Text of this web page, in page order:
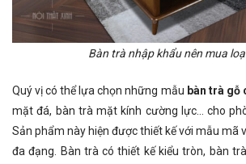
Bàn trà nhập khẩu nên mua
Quý vị có thể lựa chọn những mẫu bàn trà gỗ
mặt đá, bàn trà mặt kính cường lực… cho
Sản phẩm này hiện được thiết kế với mẫu mã
đa đạng. Bàn trà có thiết kế kiểu tròn, bàn